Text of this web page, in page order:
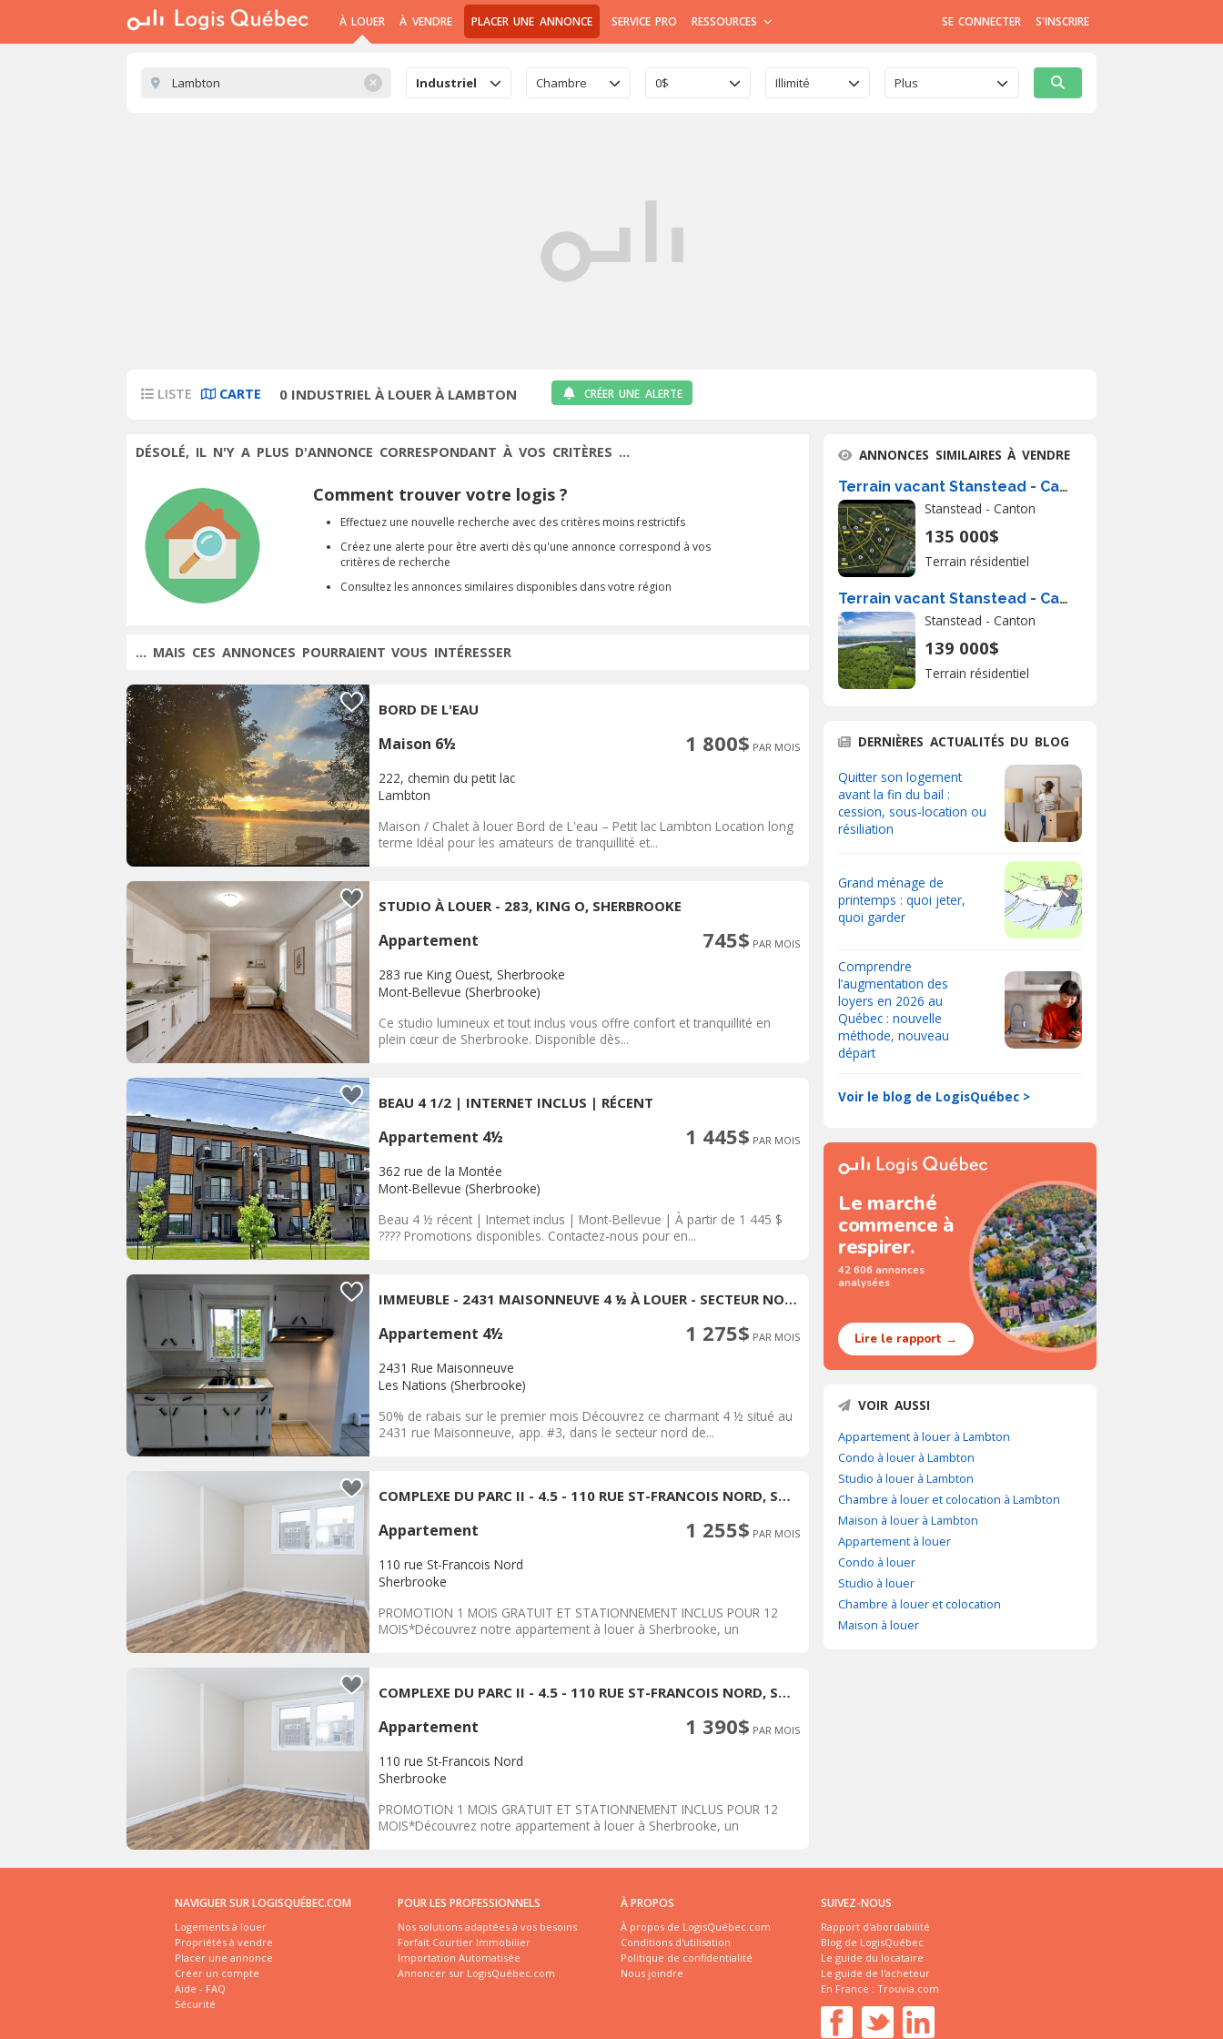
À LOUER À VENDRE PLACER UNE ANNONCE SERVICE PRO RESSOURCES SE CONNECTER S'INSCRIRE
✕ Industriel Chambre 0$ Illimité Plus
LISTE CARTE 0 INDUSTRIEL À LOUER À LAMBTON CRÉER UNE ALERTE
DÉSOLÉ, IL N'Y A PLUS D'ANNONCE CORRESPONDANT À VOS CRITÈRES ...
Comment trouver votre logis ?
Effectuez une nouvelle recherche avec des critères moins restrictifs
Créez une alerte pour être averti dès qu'une annonce correspond à vos
critères de recherche
Consultez les annonces similaires disponibles dans votre région
... MAIS CES ANNONCES POURRAIENT VOUS INTÉRESSER
BORD DE L'EAU
Maison 6½ 1 800$ PAR MOIS
222, chemin du petit lac
Lambton
Maison / Chalet à louer Bord de L'eau – Petit lac Lambton Location long
terme Idéal pour les amateurs de tranquillité et...
STUDIO À LOUER - 283, KING O, SHERBROOKE
Appartement 745$ PAR MOIS
283 rue King Ouest, Sherbrooke
Mont-Bellevue (Sherbrooke)
Ce studio lumineux et tout inclus vous offre confort et tranquillité en
plein cœur de Sherbrooke. Disponible dès...
BEAU 4 1/2 | INTERNET INCLUS | RÉCENT
Appartement 4½ 1 445$ PAR MOIS
362 rue de la Montée
Mont-Bellevue (Sherbrooke)
Beau 4 ½ récent | Internet inclus | Mont-Bellevue | À partir de 1 445 $
???? Promotions disponibles. Contactez-nous pour en...
IMMEUBLE - 2431 MAISONNEUVE 4 ½ À LOUER - SECTEUR NORD
Appartement 4½ 1 275$ PAR MOIS
2431 Rue Maisonneuve
Les Nations (Sherbrooke)
50% de rabais sur le premier mois Découvrez ce charmant 4 ½ situé au
2431 rue Maisonneuve, app. #3, dans le secteur nord de...
COMPLEXE DU PARC II - 4.5 - 110 RUE ST-FRANCOIS NORD, SHERBROOKE
Appartement 1 255$ PAR MOIS
110 rue St-Francois Nord
Sherbrooke
PROMOTION 1 MOIS GRATUIT ET STATIONNEMENT INCLUS POUR 12
MOIS*Découvrez notre appartement à louer à Sherbrooke, un
COMPLEXE DU PARC II - 4.5 - 110 RUE ST-FRANCOIS NORD, SHERBROOKE
Appartement 1 390$ PAR MOIS
110 rue St-Francois Nord
Sherbrooke
PROMOTION 1 MOIS GRATUIT ET STATIONNEMENT INCLUS POUR 12
MOIS*Découvrez notre appartement à louer à Sherbrooke, un
ANNONCES SIMILAIRES À VENDRE
Terrain vacant Stanstead - Canton À Vendre
Stanstead - Canton
135 000$
Terrain résidentiel
Terrain vacant Stanstead - Canton À Vendre
Stanstead - Canton
139 000$
Terrain résidentiel
DERNIÈRES ACTUALITÉS DU BLOG
Quitter son logement
avant la fin du bail :
cession, sous-location ou
résiliation
Grand ménage de
printemps : quoi jeter,
quoi garder
Comprendre
l’augmentation des
loyers en 2026 au
Québec : nouvelle
méthode, nouveau
départ
Voir le blog de LogisQuébec >
Le marché
commence à
respirer.
42 606 annonces
analysées
Lire le rapport →
VOIR AUSSI
Appartement à louer à Lambton
Condo à louer à Lambton
Studio à louer à Lambton
Chambre à louer et colocation à Lambton
Maison à louer à Lambton
Appartement à louer
Condo à louer
Studio à louer
Chambre à louer et colocation
Maison à louer
NAVIGUER SUR LOGISQUÉBEC.COM
Logements à louer
Propriétés à vendre
Placer une annonce
Créer un compte
Aide - FAQ
Sécurité
POUR LES PROFESSIONNELS
Nos solutions adaptées à vos besoins
Forfait Courtier Immobilier
Importation Automatisée
Annoncer sur LogisQuébec.com
À PROPOS
À propos de LogisQuébec.com
Conditions d'utilisation
Politique de confidentialité
Nous joindre
SUIVEZ-NOUS
Rapport d'abordabilité
Blog de LogisQuébec
Le guide du locataire
Le guide de l'acheteur
En France : Trouvia.com